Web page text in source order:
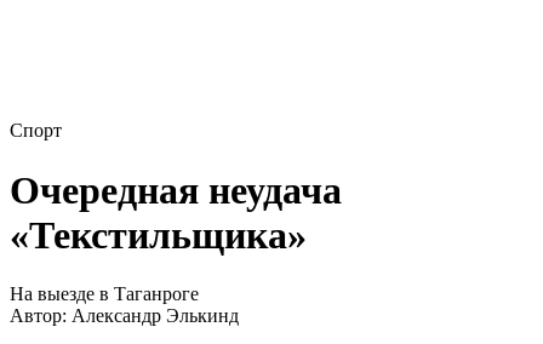
Спорт
Очередная неудача
«Текстильщика»
На выезде в Таганроге
Автор: Александр Элькинд